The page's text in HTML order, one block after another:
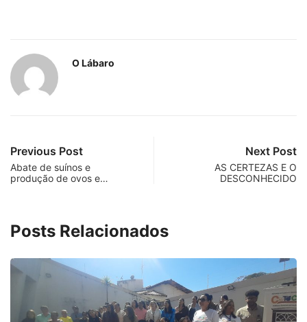
O Lábaro
Previous Post
Abate de suínos e
produção de ovos e…
Next Post
AS CERTEZAS E O
DESCONHECIDO
Posts Relacionados